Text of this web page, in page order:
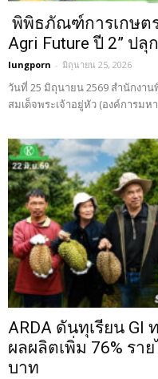
พิพิธภัณฑ์การเกษตร
Agri Future ปี 2” ป
lungporn - มิถุนายน 25, 2026
วันที่ 25 มิถุนายน 2569 สำนักงา
สมเด็จพระเจ้าอยู่หัว (องค์การมห
ARDA ดันทุเรียน GI
ผลผลิตเพิ่ม 76% รา
บาท